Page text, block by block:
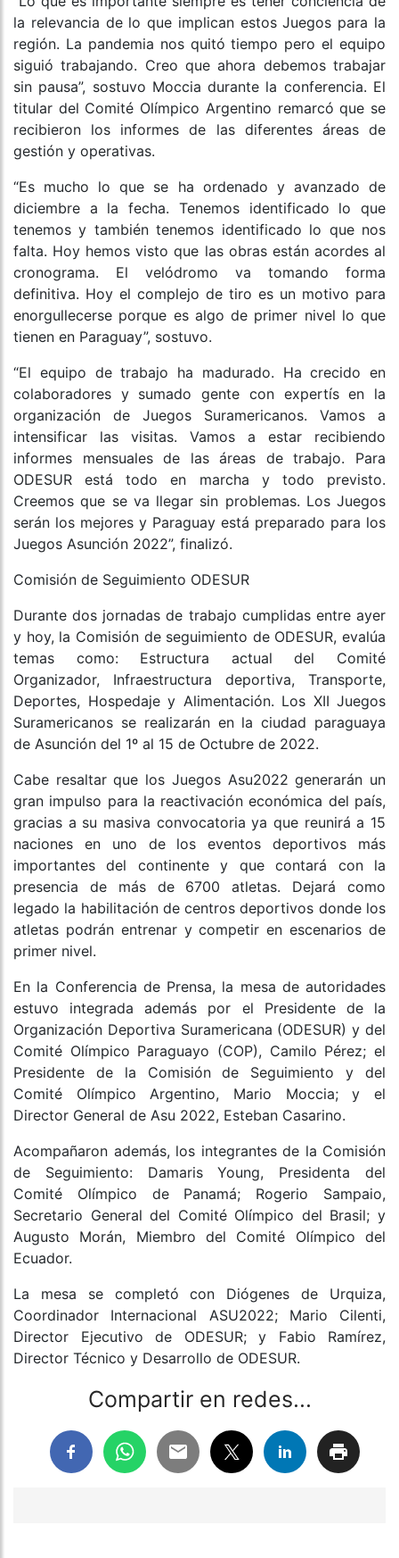
la relevancia de lo que implican estos Juegos para la
región. La pandemia nos quitó tiempo pero el equipo
siguió trabajando. Creo que ahora debemos trabajar
sin pausa”, sostuvo Moccia durante la conferencia. El
titular del Comité Olímpico Argentino remarcó que se
recibieron los informes de las diferentes áreas de
gestión y operativas.
“Es mucho lo que se ha ordenado y avanzado de
diciembre a la fecha. Tenemos identificado lo que
tenemos y también tenemos identificado lo que nos
falta. Hoy hemos visto que las obras están acordes al
cronograma. El velódromo va tomando forma
definitiva. Hoy el complejo de tiro es un motivo para
enorgullecerse porque es algo de primer nivel lo que
tienen en Paraguay”, sostuvo.
“El equipo de trabajo ha madurado. Ha crecido en
colaboradores y sumado gente con expertís en la
organización de Juegos Suramericanos. Vamos a
intensificar las visitas. Vamos a estar recibiendo
informes mensuales de las áreas de trabajo. Para
ODESUR está todo en marcha y todo previsto.
Creemos que se va llegar sin problemas. Los Juegos
serán los mejores y Paraguay está preparado para los
Juegos Asunción 2022”, finalizó.
Comisión de Seguimiento ODESUR
Durante dos jornadas de trabajo cumplidas entre ayer
y hoy, la Comisión de seguimiento de ODESUR, evalúa
temas como: Estructura actual del Comité
Organizador, Infraestructura deportiva, Transporte,
Deportes, Hospedaje y Alimentación. Los XII Juegos
Suramericanos se realizarán en la ciudad paraguaya
de Asunción del 1º al 15 de Octubre de 2022.
Cabe resaltar que los Juegos Asu2022 generarán un
gran impulso para la reactivación económica del país,
gracias a su masiva convocatoria ya que reunirá a 15
naciones en uno de los eventos deportivos más
importantes del continente y que contará con la
presencia de más de 6700 atletas. Dejará como
legado la habilitación de centros deportivos donde los
atletas podrán entrenar y competir en escenarios de
primer nivel.
En la Conferencia de Prensa, la mesa de autoridades
estuvo integrada además por el Presidente de la
Organización Deportiva Suramericana (ODESUR) y del
Comité Olímpico Paraguayo (COP), Camilo Pérez; el
Presidente de la Comisión de Seguimiento y del
Comité Olímpico Argentino, Mario Moccia; y el
Director General de Asu 2022, Esteban Casarino.
Acompañaron además, los integrantes de la Comisión
de Seguimiento: Damaris Young, Presidenta del
Comité Olímpico de Panamá; Rogerio Sampaio,
Secretario General del Comité Olímpico del Brasil; y
Augusto Morán, Miembro del Comité Olímpico del
Ecuador.
La mesa se completó con Diógenes de Urquiza,
Coordinador Internacional ASU2022; Mario Cilenti,
Director Ejecutivo de ODESUR; y Fabio Ramírez,
Director Técnico y Desarrollo de ODESUR.
Compartir en redes...